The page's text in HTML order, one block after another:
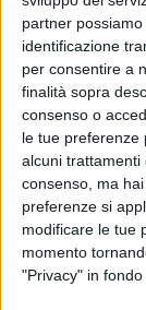
partner
identificazione
per consentire a
finalità sopra
consenso o
le tue preferenze
alcuni trattamenti
consenso, ma
preferenze si
modificare le tue
momento
"Privacy" in
Logicor:
(Expert
polo
IMMOBILIARE